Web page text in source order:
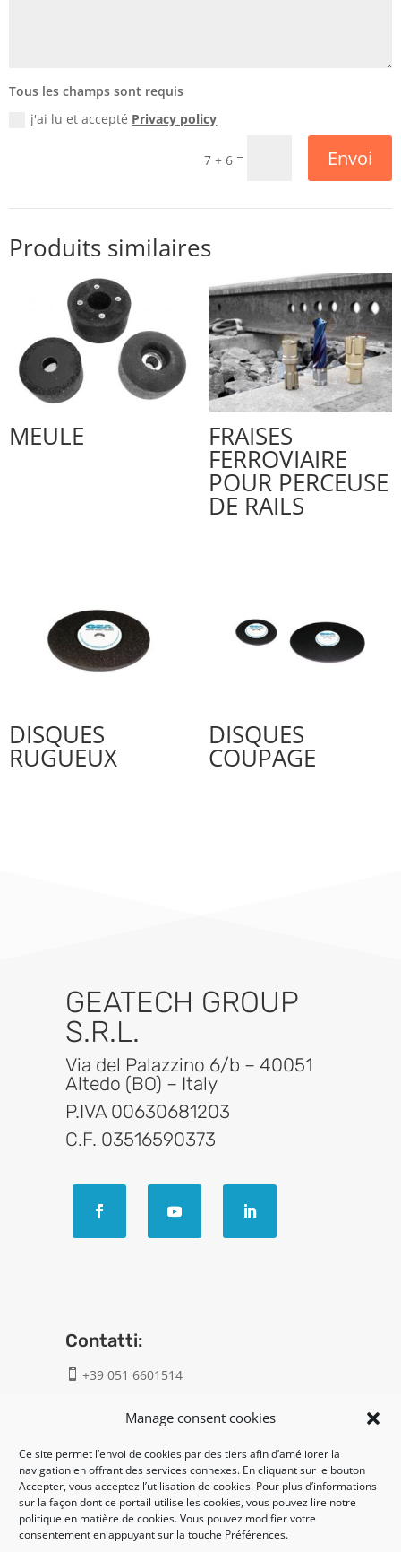
Manage consent cookies
Ce site permet l’envoi de cookies par des tiers afin d’améliorer la
navigation en offrant des services connexes. En cliquant sur le bouton
Accepter, vous acceptez l’utilisation de cookies. Pour plus d’informations
sur la façon dont ce portail utilise les cookies, vous pouvez lire notre
politique en matière de cookies. Vous pouvez modifier votre
consentement en appuyant sur la touche Préférences.
Tous les champs sont requis
j'ai lu et accepté Privacy policy
7 + 6 = Envoi
Produits similaires
MEULE FRAISES
FERROVIAIRE
POUR PERCEUSE
DE RAILS
DISQUES
RUGUEUX
DISQUES
COUPAGE
GEATECH GROUP
S.R.L.
Via del Palazzino 6/b – 40051
Altedo (BO) – Italy
P.IVA 00630681203
C.F. 03516590373
Contatti:
 +39 051 6601514
info@geatech.it
UNI EN ISO 9001: 2015
Legal:
Privacy policy